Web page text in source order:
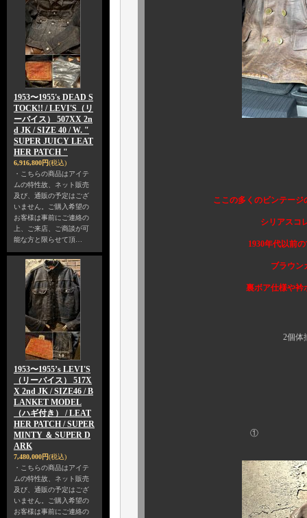
1953〜1955's DEAD S
TOCK!! / LEVI'S（リ
ーバイス） 507XX 2n
d JK / SIZE 40 / W. "
SUPER JUICY LEAT
HER PATCH "
6,916,800円(税込)
・こちらの商品はアイテ
ムの特性故、ネット販売
及び、通販の予定はござ
いません。ご購入希望の
お客様は事前にご連絡の
上、ご来店、ご商談が可
能な方と限らせて頂…
1953〜1955’s LEVI'S
（リーバイス） 517X
X 2nd JK / SIZE46 / B
LANKET MODEL
（ハギ付き） / LEAT
HER PATCH / SUPER
MINTY ＆ SUPER D
ARK
7,480,000円(税込)
・こちらの商品はアイテ
ムの特性故、ネット販売
及び、通販の予定はござ
いません。ご購入希望の
お客様は事前にご連絡の
ここの多くのビンテージのレザ
シリアスコレクターの皆
1930年代以前の古い、レ
ブラウンカラーが圧倒
裏ボア仕様や衿ボア仕様で
2個体揃ってボアな
①